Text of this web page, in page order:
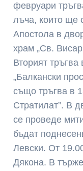
февруари
лъча, които ще
Апостола в
храм „Св.
Вторият
„Балкански
също тръгва в
Стратилат”. В
се проведе
бъдат
Левски. От
Дякона. В